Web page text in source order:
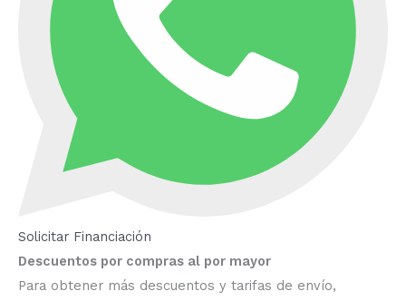
Solicitar Financiación
Descuentos por compras al por mayor
Para obtener más descuentos y tarifas de envío,